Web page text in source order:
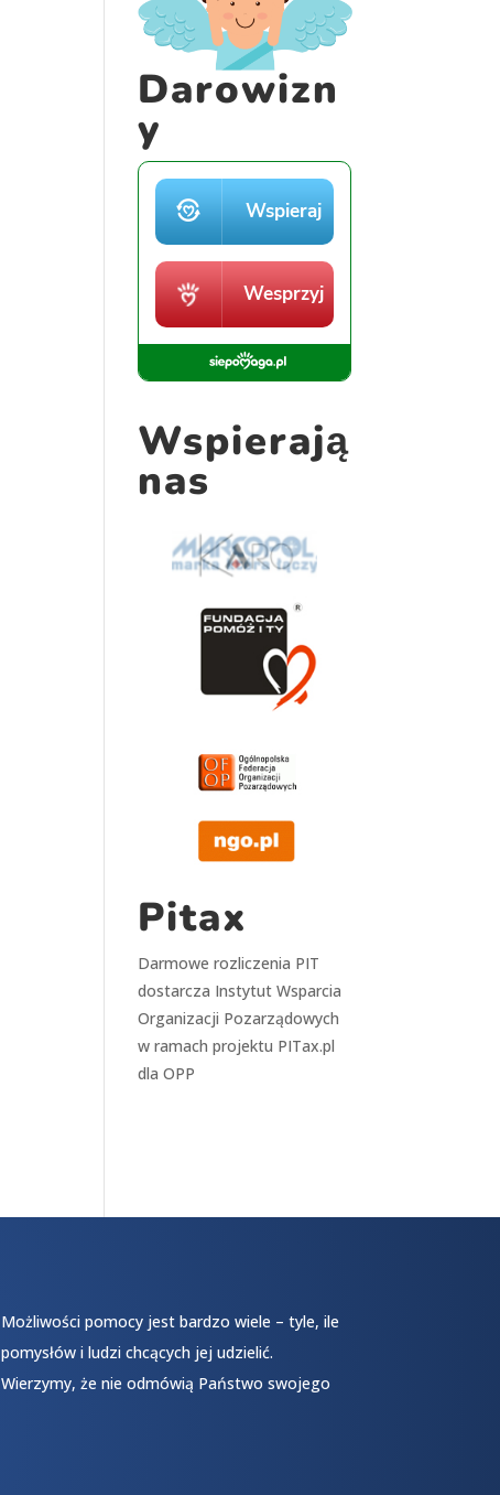
Darowizn
y
Wspierają
nas
Pitax
Darmowe rozliczenia PIT
dostarcza Instytut Wsparcia
Organizacji Pozarządowych
w ramach projektu PITax.pl
dla OPP
Możliwości pomocy jest bardzo wiele – tyle, ile
pomysłów i ludzi chcących jej udzielić.
Wierzymy, że nie odmówią Państwo swojego